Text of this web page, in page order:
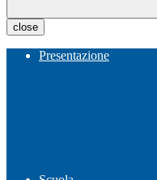
close
Presentazione